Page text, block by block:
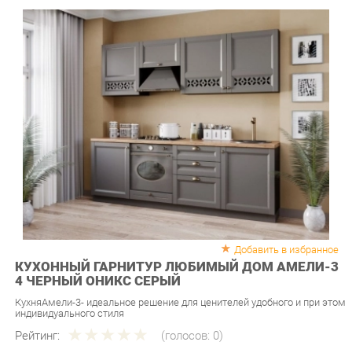
Добавить в избранное
КУХОННЫЙ ГАРНИТУР ЛЮБИМЫЙ ДОМ АМЕЛИ-3
4 ЧЕРНЫЙ ОНИКС СЕРЫЙ
КухняАмели-3- идеальное решение для ценителей удобного и при этом
Рейтинг:
Артикул: u-0258213